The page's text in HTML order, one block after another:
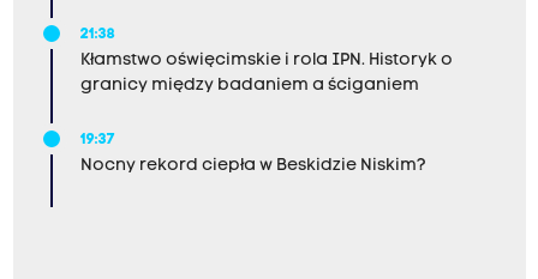
21:38
Kłamstwo oświęcimskie i rola IPN. Historyk o
granicy między badaniem a ściganiem
19:37
Nocny rekord ciepła w Beskidzie Niskim?